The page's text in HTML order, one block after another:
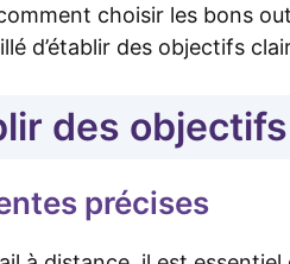
choisir les bons
d’établir des objectifs
des
précises